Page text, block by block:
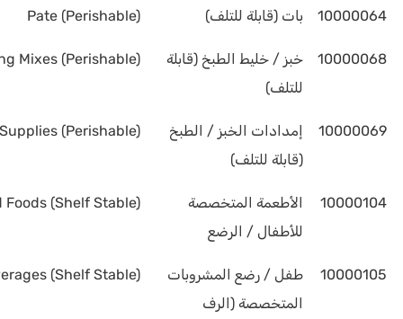
10000064 بات (قابلة للتلف) Pate (Perishable)
10000068
خبز / خليط الطبخ (قابلة
للتلف)
Mixes (Perishable)
10000069
إمدادات الخبز / الطبخ
(قابلة للتلف)
(Perishable)
10000104
الأطعمة المتخصصة
للأطفال / الرضع
(Shelf Stable)
10000105
طفل / رضع المشروبات
المتخصصة (الرف
(Shelf Stable)